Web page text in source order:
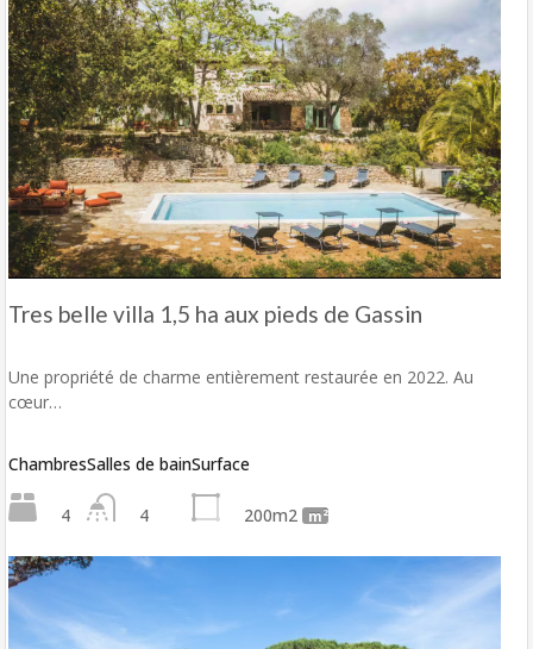
Tres belle villa 1,5 ha aux pieds de Gassin
Une propriété de charme entièrement restaurée en 2022. Au
cœur…
Chambres
4
Salles de bain
4
Surface
200m2 m²